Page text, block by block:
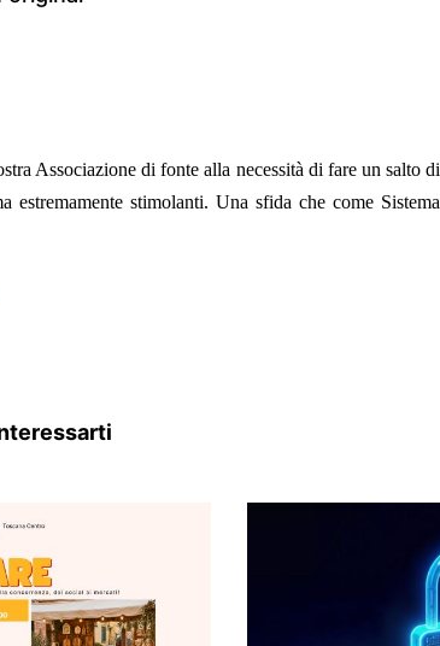
Associazione di fonte alla necessità di fare un salto di
stimolanti. Una sfida che come Sistema